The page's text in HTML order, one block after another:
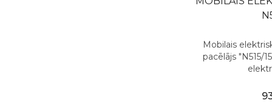
Mobilais
pacēlājs "N515/